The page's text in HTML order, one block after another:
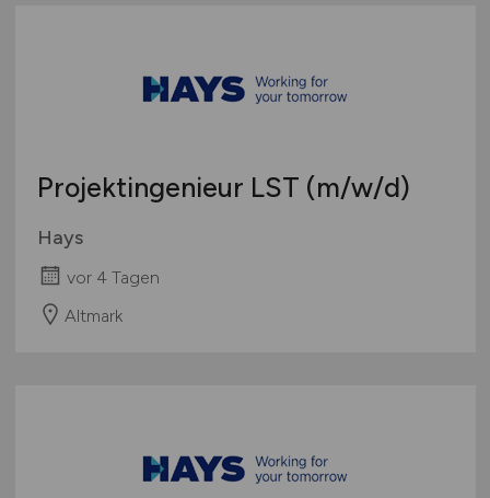
Projektingenieur LST (m/w/d)
Hays
vor 4 Tagen
Altmark